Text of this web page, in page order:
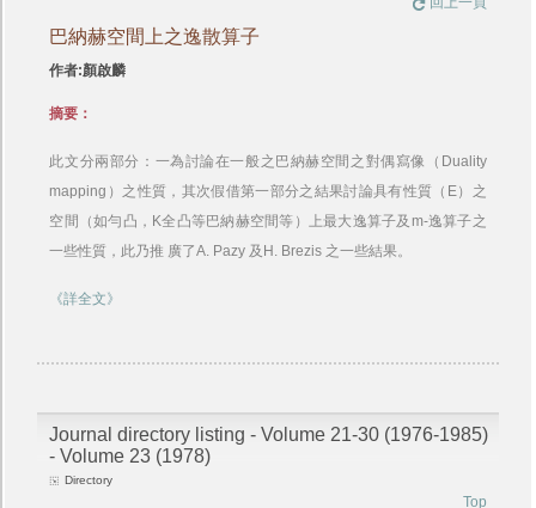
巴納赫空間上之逸散算子
作者:顏啟麟
摘要：
此文分兩部分：一為討論在一般之巴納赫空間之對偶寫像（Duality
mapping）之性質，其次假借第一部分之結果討論具有性質（E）之
空間（如勻凸，K全凸等巴納赫空間等）上最大逸算子及m-逸算子之
一些性質，此乃推 廣了A. Pazy 及H. Brezis 之一些結果。
《詳全文》
Journal directory listing - Volume 21-30 (1976-1985)
- Volume 23 (1978)
Directory
Top